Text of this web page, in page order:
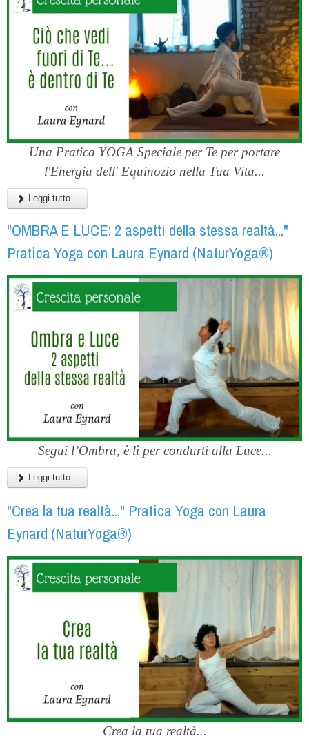
Una Pratica YOGA Speciale per Te per portare
l'Energia dell' Equinozio nella Tua Vita...
Leggi tutto...
"OMBRA E LUCE: 2 aspetti della stessa realtà..."
Pratica Yoga con Laura Eynard (NaturYoga®)
Segui l’Ombra, è lì per condurti alla Luce...
Leggi tutto...
"Crea la tua realtà..." Pratica Yoga con Laura
Eynard (NaturYoga®)
Crea la tua realtà...